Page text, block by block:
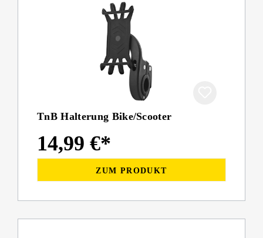
TnB Halterung Bike/Scooter
14,99 €*
ZUM PRODUKT